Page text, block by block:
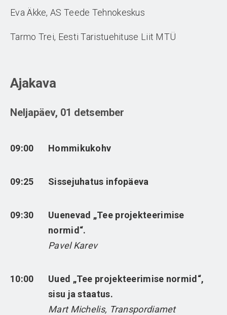
Eva Äkke, AS Teede Tehnokeskus
Tarmo Trei, Eesti Taristuehituse Liit MTÜ
Ajakava
Neljapäev, 01 detsember
09:00 Hommikukohv
09:25 Sissejuhatus infopäeva
09:30
Uuenevad „Tee projekteerimise
normid“.
Pavel Karev
10:00
Uued „Tee projekteerimise normid“,
sisu ja staatus.
Mart Michelis, Transpordiamet